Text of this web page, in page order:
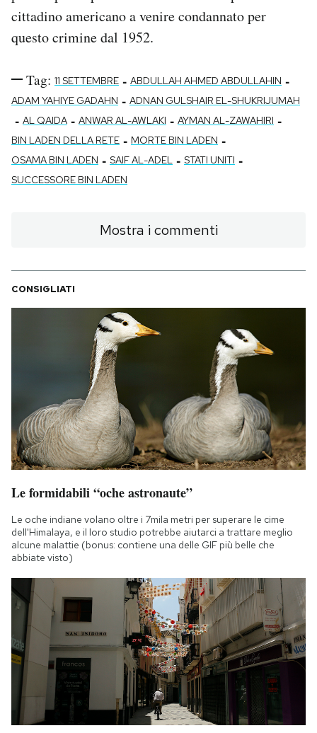
cittadino americano a venire condannato per
questo crimine dal 1952.
Tag: 11 SETTEMBRE - ABDULLAH AHMED ABDULLAHIN -
ADAM YAHIYE GADAHN - ADNAN GULSHAIR EL-SHUKRIJUMAH
- AL QAIDA - ANWAR AL-AWLAKI - AYMAN AL-ZAWAHIRI -
BIN LADEN DELLA RETE - MORTE BIN LADEN -
OSAMA BIN LADEN - SAIF AL-ADEL - STATI UNITI -
SUCCESSORE BIN LADEN
Mostra i commenti
CONSIGLIATI
Le formidabili “oche astronaute”
Le oche indiane volano oltre i 7mila metri per superare le cime
dell'Himalaya, e il loro studio potrebbe aiutarci a trattare meglio
alcune malattie (bonus: contiene una delle GIF più belle che
abbiate visto)